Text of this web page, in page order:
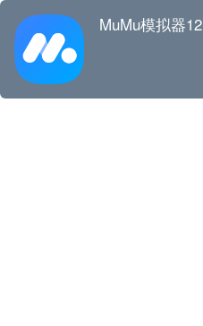
MuMu模拟器12